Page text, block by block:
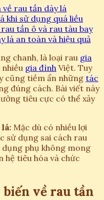
về rau tần dày lá
khi sử dụng quá liều
tần ô và rau tàu bay
lá an toàn và hiệu quả
chanh, là loại rau gia
gia đình Việt. Tuy
cũng tiềm ẩn những tác
đúng cách. Bài viết này
tiêu cực có thể xảy
Mặc dù có nhiều lợi
sử dụng sai cách rau
phụ không mong
hệ tiêu hóa và chức
về rau tần